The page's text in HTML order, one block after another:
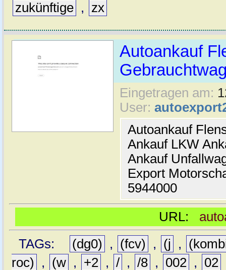
zukünftige , zx
Autoankauf
Eingetragen am:
User:
Autoankauf
Ankauf LKW
Ankauf
Export
5944000
URL:
TAGs:
(dg0) , (fcv) , (j ,
roc)
, (w , +2 , / , /8 , 002 , 02